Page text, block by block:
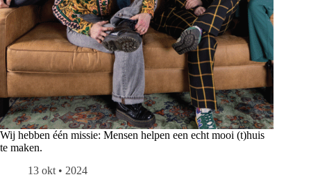
Wij hebben één missie: Mensen helpen een echt mooi (t)huis
te maken.
13 okt • 2024